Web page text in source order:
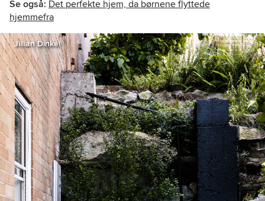
Se også: Det perfekte hjem, da børnene flyttede
hjemmefra
Jillian Dinkel